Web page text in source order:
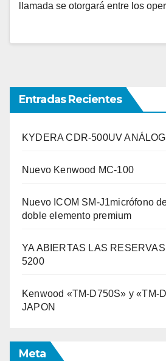
llamada se otorgará entre los
Entradas Recientes
KYDERA CDR-500UV
Nuevo Kenwood MC-100
Nuevo ICOM SM-J1micrófono
doble elemento premium
YA ABIERTAS LAS
5200
Kenwood «TM-D750S» y «TM-
JAPON
Meta